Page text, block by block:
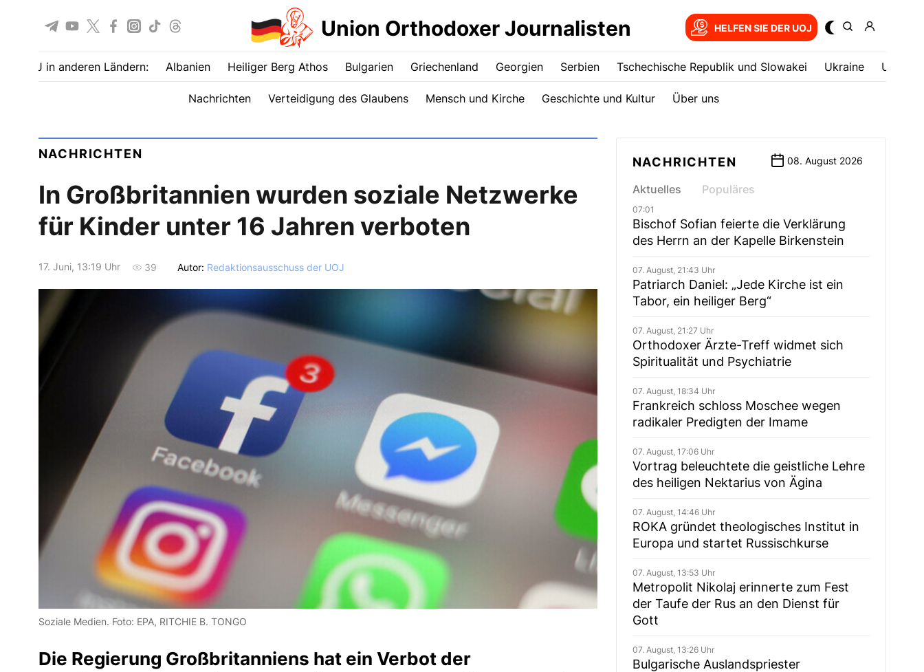
Union Orthodoxer Journalisten HELFEN SIE DER UOJ
UOJ in anderen Ländern: Albanien Heiliger Berg Athos Bulgarien Griechenland Georgien Serbien Tschechische Republik und Slowakei Ukrainе USA
Nachrichten Verteidigung des Glaubens Mensch und Kirche Geschichte und Kultur Über uns
NACHRICHTEN
In Großbritannien wurden soziale Netzwerke
für Kinder unter 16 Jahren verboten
17. Juni, 13:19 Uhr 39 Autor: Redaktionsausschuss der UOJ
Soziale Medien. Foto: EPA, RITCHIE B. TONGO
Die Regierung Großbritanniens hat ein Verbot der
NACHRICHTEN 08. August 2026
Aktuelles Populäres
07:01
Bischof Sofian feierte die Verklärung
des Herrn an der Kapelle Birkenstein
07. August, 21:43 Uhr
Patriarch Daniel: „Jede Kirche ist ein
Tabor, ein heiliger Berg“
07. August, 21:27 Uhr
Orthodoxer Ärzte-Treff widmet sich
Spiritualität und Psychiatrie
07. August, 18:34 Uhr
Frankreich schloss Moschee wegen
radikaler Predigten der Imame
07. August, 17:06 Uhr
Vortrag beleuchtete die geistliche Lehre
des heiligen Nektarius von Ägina
07. August, 14:46 Uhr
ROKA gründet theologisches Institut in
Europa und startet Russischkurse
07. August, 13:53 Uhr
Metropolit Nikolaj erinnerte zum Fest
der Taufe der Rus an den Dienst für
Gott
07. August, 13:26 Uhr
Bulgarische Auslandspriester